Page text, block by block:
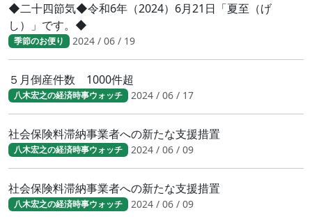
◆二十四節気◆令和6年（2024）6月21日「夏至（げ
し）」です。◆
季節のお便り 2024 / 06 / 19
５月倒産件数 1000件超
八木宏之の経済時事ウォッチ 2024 / 06 / 17
社会保険料滞納事業者への新たな支援措置
八木宏之の経済時事ウォッチ 2024 / 06 / 09
社会保険料滞納事業者への新たな支援措置
八木宏之の経済時事ウォッチ 2024 / 06 / 09